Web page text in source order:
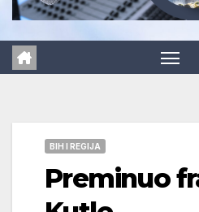
BIH I REGIJA
Preminuo